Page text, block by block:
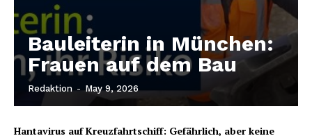
Bauleiterin in München:
Frauen auf dem Bau
Redaktion - May 9, 2026
Hantavirus auf Kreuzfahrtschiff: Gefährlich, aber keine